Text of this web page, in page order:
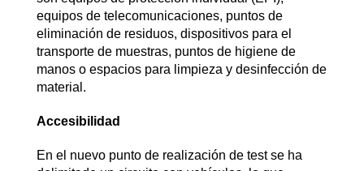
equipos de telecomunicaciones, puntos de
eliminación de residuos, dispositivos para el
transporte de muestras, puntos de higiene de
manos o espacios para limpieza y desinfección de
material.
Accesibilidad
En el nuevo punto de realización de test se ha